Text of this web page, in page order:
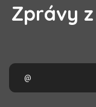
Zprávy